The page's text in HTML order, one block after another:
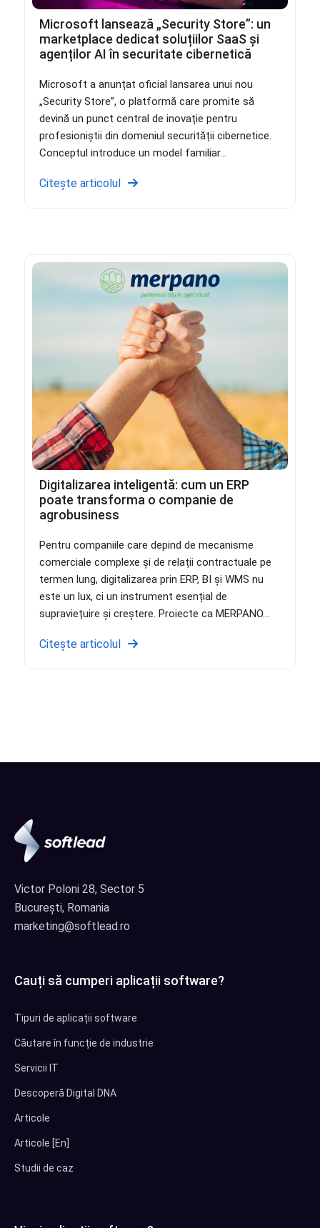
Microsoft lansează „Security Store”: un
marketplace dedicat soluțiilor SaaS și
agenților AI în securitate cibernetică
Microsoft a anunțat oficial lansarea unui nou
„Security Store”, o platformă care promite să
devină un punct central de inovație pentru
profesioniștii din domeniul securității cibernetice.
Conceptul introduce un model familiar...
Citește articolul
Digitalizarea inteligentă: cum un ERP
poate transforma o companie de
agrobusiness
Pentru companiile care depind de mecanisme
comerciale complexe și de relații contractuale pe
termen lung, digitalizarea prin ERP, BI și WMS nu
este un lux, ci un instrument esențial de
supraviețuire și creștere. Proiecte ca MERPANO...
Citește articolul
Victor Poloni 28, Sector 5
București, Romania
marketing@softlead.ro
Cauți să cumperi aplicații software?
Tipuri de aplicații software
Căutare în funcție de industrie
Servicii IT
Descoperă Digital DNA
Articole
Articole [En]
Studii de caz